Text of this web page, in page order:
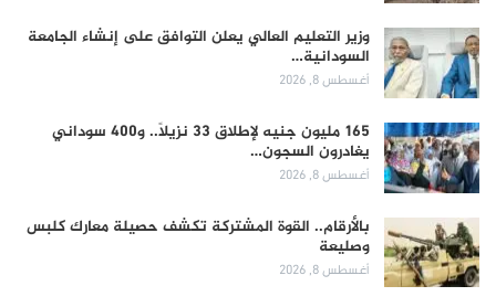
وزير التعليم العالي يعلن التوافق على إنشاء الجامعة
السودانية…
أغسطس 8, 2026
165 مليون جنيه لإطلاق 33 نزيلاً.. و400 سوداني
يغادرون السجون…
أغسطس 8, 2026
بالأرقام.. القوة المشتركة تكشف حصيلة معارك كلبس
وصليعة
أغسطس 8, 2026